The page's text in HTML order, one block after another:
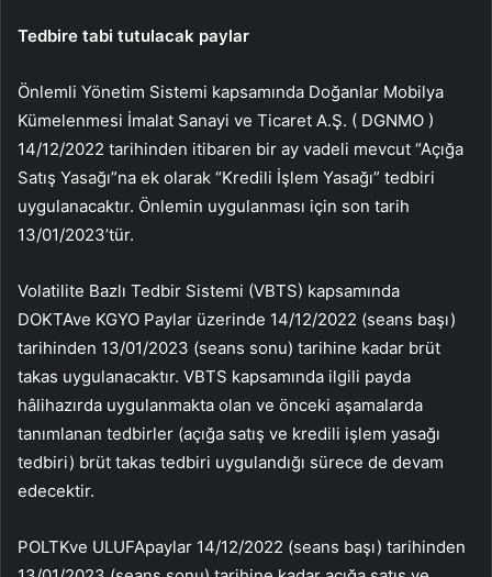
Tedbire tabi tutulacak paylar
Önlemli Yönetim Sistemi kapsamında Doğanlar Mobilya
Kümelenmesi İmalat Sanayi ve Ticaret A.Ş. ( DGNMO )
14/12/2022 tarihinden itibaren bir ay vadeli mevcut “Açığa
Satış Yasağı”na ek olarak “Kredili İşlem Yasağı” tedbiri
uygulanacaktır. Önlemin uygulanması için son tarih
13/01/2023’tür.
Volatilite Bazlı Tedbir Sistemi (VBTS) kapsamında
DOKTAve KGYO Paylar üzerinde 14/12/2022 (seans başı)
tarihinden 13/01/2023 (seans sonu) tarihine kadar brüt
takas uygulanacaktır. VBTS kapsamında ilgili payda
hâlihazırda uygulanmakta olan ve önceki aşamalarda
tanımlanan tedbirler (açığa satış ve kredili işlem yasağı
tedbiri) brüt takas tedbiri uygulandığı sürece de devam
edecektir.
POLTKve ULUFApaylar 14/12/2022 (seans başı) tarihinden